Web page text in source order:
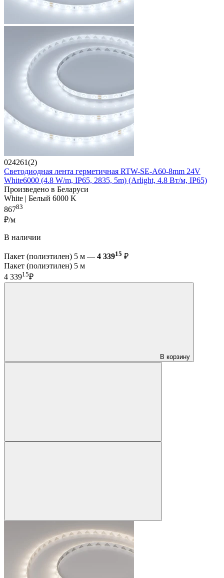
024261(2)
Светодиодная лента герметичная RTW-SE-A60-8mm 24V
White6000 (4.8 W/m, IP65, 2835, 5m) (Arlight, 4.8 Вт/м, IP65)
Произведено в Беларуси
White | Белый 6000 K
86783
₽/м
В наличии
Пакет (полиэтилен) 5 м — 4 33915 ₽
Пакет (полиэтилен) 5 м
4 33915₽
В корзину